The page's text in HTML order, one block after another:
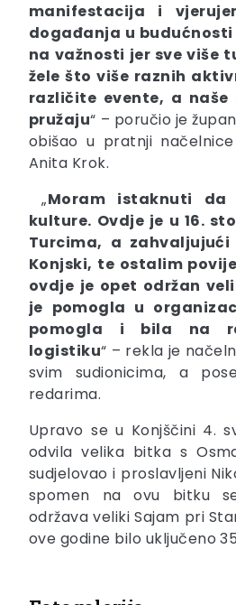
manifestacija i
događanja u
na važnosti jer sve više
žele što više raznih
različite evente, a
pružaju“ – poručio je
obišao u pratnji
Anita Krok.
„Moram istaknuti
kulture. Ovdje je u 16.
Turcima, a
Konjski, te ostalim
ovdje je opet održan
je pomogla u
pomogla i bila na
logistiku“ – rekla je
svim sudionicima, a
redarima.
Upravo se u Konjščini 4.
odvila velika bitka s
sudjelovao i proslavljeni
spomen na ovu bitku
održava veliki Sajam pri
ove godine bilo uključeno